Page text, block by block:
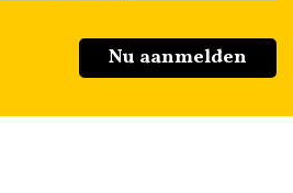
Nu aanmelden